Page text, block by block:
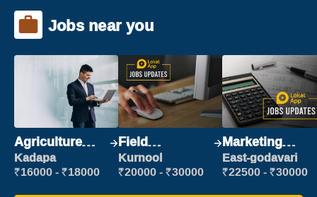
Jobs near you
Agriculture
Labour
Kadapa
₹16000 - ₹18000
Field
Marketing
Executive
Kurnool
₹20000 - ₹30000
Marketing
Executive
East-godavari
₹22500 - ₹30000